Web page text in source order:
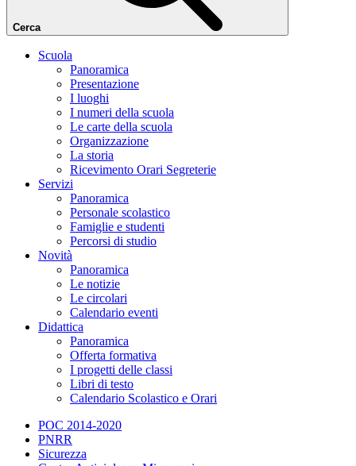
Cerca
Scuola
Panoramica
Presentazione
I luoghi
I numeri della scuola
Le carte della scuola
Organizzazione
La storia
Ricevimento Orari Segreterie
Servizi
Panoramica
Personale scolastico
Famiglie e studenti
Percorsi di studio
Novità
Panoramica
Le notizie
Le circolari
Calendario eventi
Didattica
Panoramica
Offerta formativa
I progetti delle classi
Libri di testo
Calendario Scolastico e Orari
POC 2014-2020
PNRR
Sicurezza